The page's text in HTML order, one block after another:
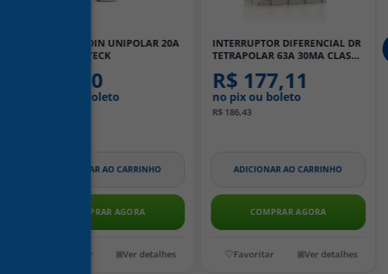
INTERRUPTOR DIFERENCIAL DR
TETRAPOLAR 63A 30MA CLASSE
R$ 177,11
no pix ou boleto
ADICIONAR AO CARRINHO
COMPRAR AGORA
Ver detalhes
CONECTOR 3 POLOS 32A 450V
PARA CONDUTORES ATE 4MM
WAGO
R$ 14,87
no pix ou boleto
R$ 15,65
ADICIONAR AO CARRINHO
COMPRAR AGORA
Ver detalhes